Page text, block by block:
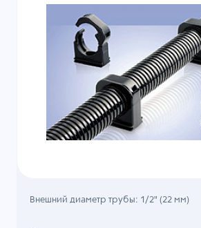
Внешний диаметр трубы: 1/2" (22 мм)